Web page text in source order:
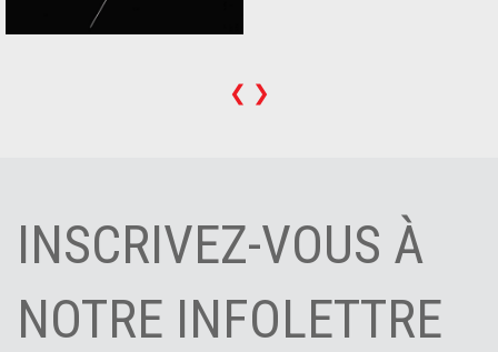
❮ ❯
INSCRIVEZ-VOUS À
NOTRE INFOLETTRE